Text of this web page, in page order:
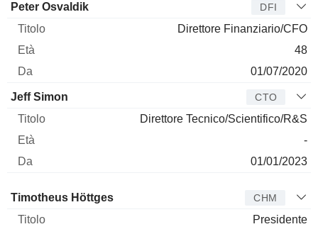
Peter Osvaldik DFI
Direttore Finanziario/CFO
48
01/07/2020
Jeff Simon CTO
Direttore Tecnico/Scientifico/R&S
-
01/01/2023
Amministratore Titolo
Timotheus Höttges CHM
Presidente